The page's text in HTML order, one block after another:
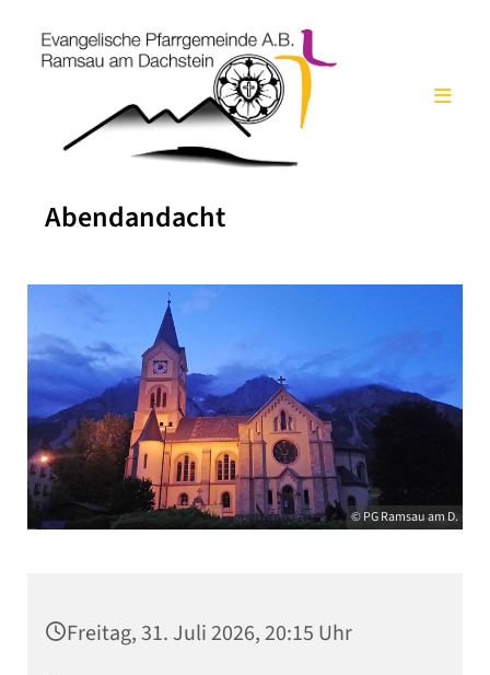
Abendandacht
© PG Ramsau am D.
Freitag, 31. Juli 2026, 20:15 Uhr